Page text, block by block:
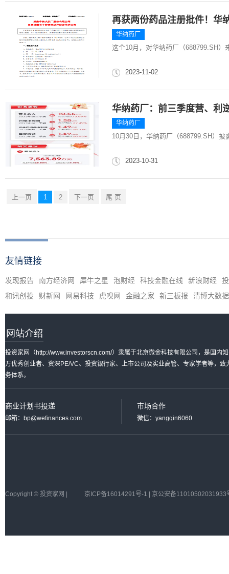
再获两份药品注册批件！华
华纳药厂
这个10月，对华纳药厂（688799.SH）
2023-11-02
华纳药厂：前三季度营、利
华纳药厂
10月30日，华纳药厂（688799.SH）披
2023-10-31
上一页 1 2 下一页 尾 页
友情链接
发现报告 南方经济网 犀牛之星 泡财经 科技金融在线 新浪财经
和讯创投
财新网 网易科技 虎嗅网 金融之家 新三板报 清博大数据
网站介绍
投资家网（http://www.investorscn.com/）隶属于北京微金科技有限公司，是国内
万优秀创业者、资深PE/VC、投资银行家、上市公司及实业高管、专家学者等，
务体系。
商业计划书投递
邮箱：bp@wefinances.com
市场合作
微信：yangqin6060
Copyright © 投资家网 | 京ICP备16014291号-1 | 京公安备11010502031933